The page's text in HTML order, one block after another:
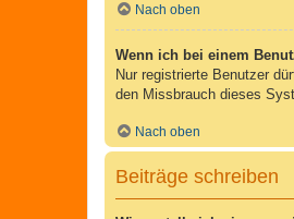
Nach oben
Wenn ich bei einem
Nur registrierte Benutzer
den Missbrauch dieses
Nach oben
Beiträge schreiben